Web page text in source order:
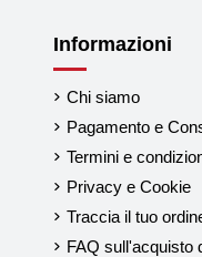
Informazioni
Chi siamo
Pagamento e
Termini e
Privacy e Cookie
Traccia il tuo
FAQ sull'acquisto